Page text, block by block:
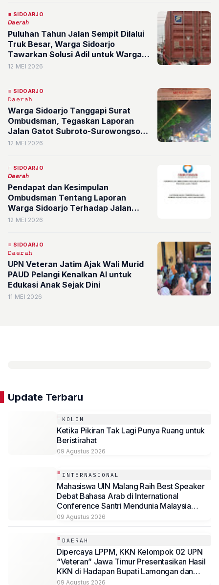
SIDOARJO
𝘋𝘢𝘦𝘳𝘢𝘩
Puluhan Tahun Jalan Sempit Dilalui
Truk Besar, Warga Sidoarjo
Tawarkan Solusi Adil untuk Warga
dan Perusahaan
12 MEI 2026
SIDOARJO
𝙳𝚊𝚎𝚛𝚊𝚑
Warga Sidoarjo Tanggapi Surat
Ombudsman, Tegaskan Laporan
Jalan Gatot Subroto-Surowongso
Bukan Sekadar Keluhan Pribadi
12 MEI 2026
SIDOARJO
𝘋𝘢𝘦𝘳𝘢𝘩
Pendapat dan Kesimpulan
Ombudsman Tentang Laporan
Warga Sidoarjo Terhadap Jalan
Gatot Subroto-Surowongso
12 MEI 2026
SIDOARJO
𝙳𝚊𝚎𝚛𝚊𝚑
UPN Veteran Jatim Ajak Wali Murid
PAUD Pelangi Kenalkan AI untuk
Edukasi Anak Sejak Dini
11 MEI 2026
Update Terbaru
KOLOM
Ketika Pikiran Tak Lagi Punya Ruang untuk
Beristirahat
09 Agustus 2026
INTERNASIONAL
Mahasiswa UIN Malang Raih Best Speaker
Debat Bahasa Arab di International
Conference Santri Mendunia Malaysia
Batch 6
09 Agustus 2026
DAERAH
Dipercaya LPPM, KKN Kelompok 02 UPN
“Veteran” Jawa Timur Presentasikan Hasil
KKN di Hadapan Bupati Lamongan dan
Jajaran
09 Agustus 2026